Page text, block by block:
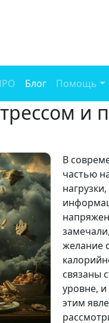
Блог Помощь
и
В
частью
желание
связаны
уровне,
этим